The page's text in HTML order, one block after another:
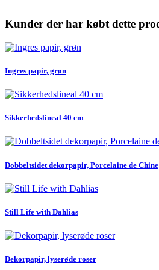
Kunder der har købt dette
Ingres papir, grøn
Sikkerhedslineal 40 cm
Dobbeltsidet dekorpapir, Porcelaine de Chine
Still Life with Dahlias
Dekorpapir, lyserøde roser